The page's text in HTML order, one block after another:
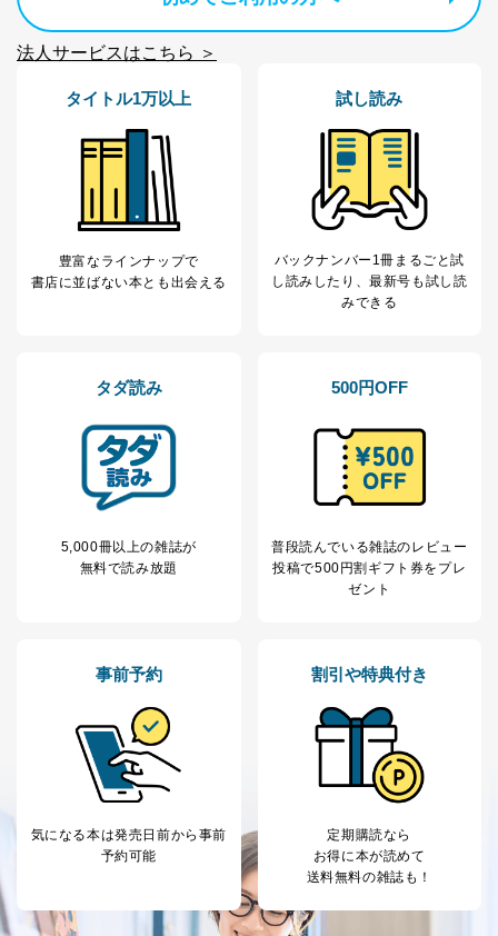
法人サービスはこちら ＞
タイトル1万以上
豊富なラインナップで
書店に並ばない本とも出会える
試し読み
バックナンバー1冊まるごと試
し読み したり、最新号も試し読
みできる
タダ読み
5,000冊以上の雑誌が
無料で読み放題
500円OFF
普段読んでいる雑誌のレビュー
投稿で500円割ギフト券をプレ
ゼント
事前予約
気になる本は発売日前から事前
予約可能
割引や特典付き
定期購読なら
お得に本が読めて
送料無料の雑誌も！